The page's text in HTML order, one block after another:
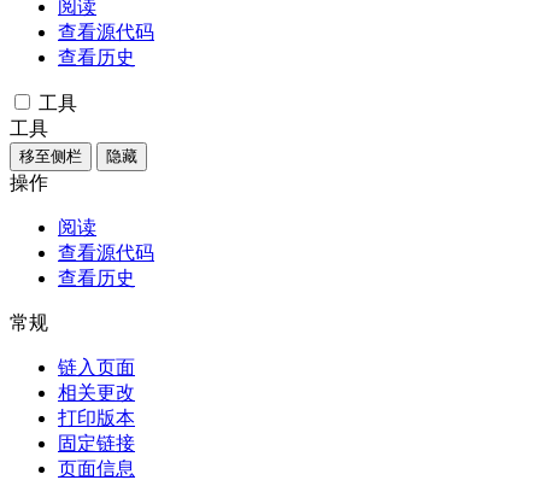
阅读
查看源代码
查看历史
工具
工具
移至侧栏 隐藏
操作
阅读
查看源代码
查看历史
常规
链入页面
相关更改
打印版本
固定链接
页面信息